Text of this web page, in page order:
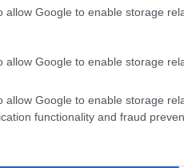
allow Google to enable storage
allow Google to enable storage
allow Google to enable storage
functionality and fraud
risorsa per chiunque
solo pubblica ricerche di
e impegnata. Grazie alla
Journal continua a